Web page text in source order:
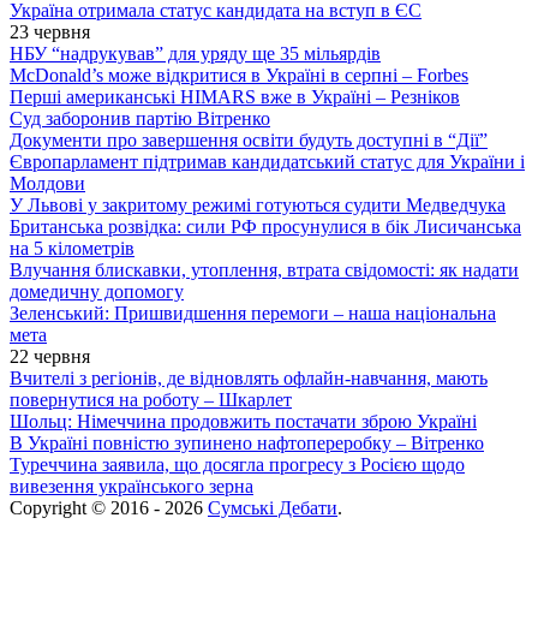
Україна отримала статус кандидата на вступ в ЄС
23 червня
НБУ “надрукував” для уряду ще 35 мільярдів
McDonald’s може відкритися в Україні в серпні – Forbes
Перші американські HIMARS вже в Україні – Резніков
Суд заборонив партію Вітренко
Документи про завершення освіти будуть доступні в “Дії”
Європарламент підтримав кандидатський статус для України і
Молдови
У Львові у закритому режимі готуються судити Медведчука
Британська розвідка: сили РФ просунулися в бік Лисичанська
на 5 кілометрів
Влучання блискавки, утоплення, втрата свідомості: як надати
домедичну допомогу
Зеленський: Пришвидшення перемоги – наша національна
мета
22 червня
Вчителі з регіонів, де відновлять офлайн-навчання, мають
повернутися на роботу – Шкарлет
Шольц: Німеччина продовжить постачати зброю Україні
В Україні повністю зупинено нафтопереробку – Вітренко
Туреччина заявила, що досягла прогресу з Росією щодо
вивезення українського зерна
Copyright © 2016 - 2026 Сумські Дебати.